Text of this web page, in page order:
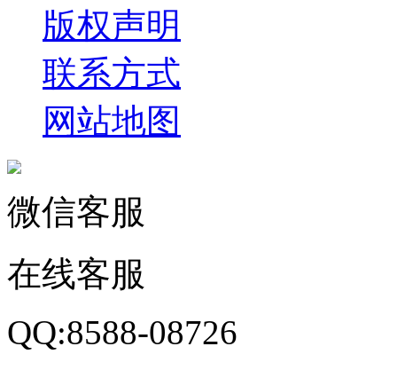
版权声明
联系方式
网站地图
微信客服
在线客服
QQ:8588-08726